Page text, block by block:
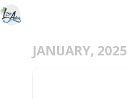
JANUARY, 2025